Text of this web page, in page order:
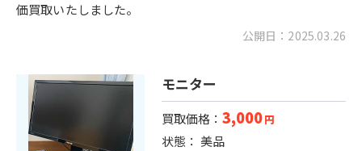
価買取いたしました。
公開日：2025.03.26
モニター
買取価格：3,000円
状態： 美品